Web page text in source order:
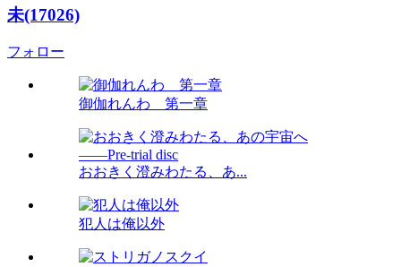
未(17026)
フォロー
御伽れんわ 第一章
おおきく澄みわたる、あ...
犯人は俺以外